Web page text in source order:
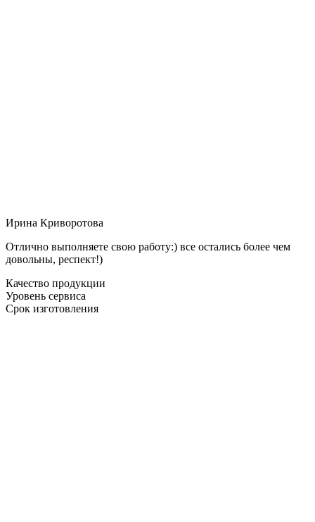
Ирина Криворотова
Отлично выполняете свою работу:) все остались более чем
довольны, респект!)
Качество продукции
Уровень сервиса
Срок изготовления